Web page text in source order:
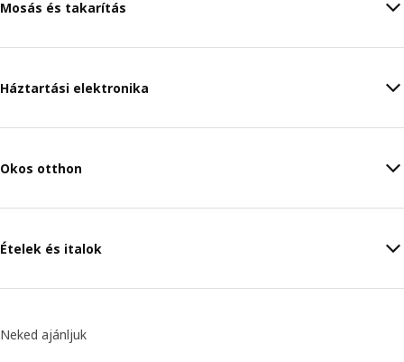
Mosás és takarítás
Háztartási elektronika
Okos otthon
Ételek és italok
Neked ajánljuk